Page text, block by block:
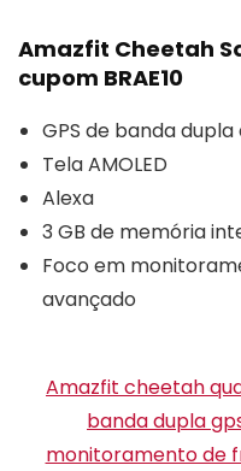
Amazfit Cheetah
cupom BRAE10
GPS de banda
Tela AMOLED
Alexa
3 GB de memória
Foco em
avançado
Amazfit cheetah
banda dupla
monitoramento de